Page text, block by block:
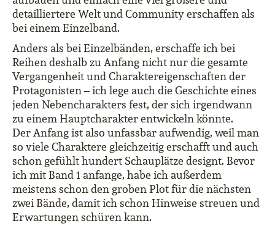
detailliertere Welt und Community erschaffen als
bei einem Einzelband.
Anders als bei Einzelbänden, erschaffe ich bei
Reihen deshalb zu Anfang nicht nur die gesamte
Vergangenheit und Charaktereigenschaften der
Protagonisten – ich lege auch die Geschichte eines
jeden Nebencharakters fest, der sich irgendwann
zu einem Hauptcharakter entwickeln könnte.
Der Anfang ist also unfassbar aufwendig, weil man
so viele Charaktere gleichzeitig erschafft und auch
schon gefühlt hundert Schauplätze designt. Bevor
ich mit Band 1 anfange, habe ich außerdem
meistens schon den groben Plot für die nächsten
zwei Bände, damit ich schon Hinweise streuen und
Erwartungen schüren kann.